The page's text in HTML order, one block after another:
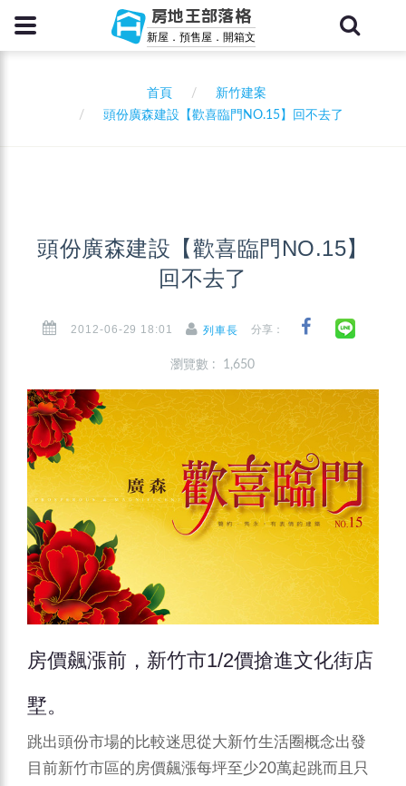
房地王部落格
新屋．預售屋．開箱文
首頁
新竹建案
頭份廣森建設【歡喜臨門NO.15】回不去了
頭份廣森建設【歡喜臨門NO.15】
回不去了
2012-06-29 18:01 列車長 分享：
瀏覽數 : 1,650
房價飆漲前，新竹市1/2價搶進文化街店
墅。
跳出頭份市場的比較迷思從大新竹生活圈概念出發
目前新竹市區的房價飆漲每坪至少20萬起跳而且只